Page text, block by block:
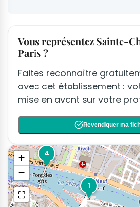
Vous représentez Sainte-
Paris ?
Faites reconnaître
avec cet établissement :
mise en avant sur votre
Revendiquer ma
1
4
+
−
⛶